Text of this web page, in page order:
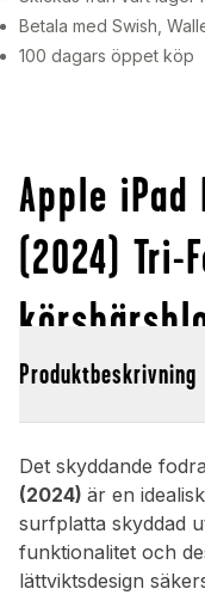
Betala med Swish,
100 dagars öppet köp
Apple iPad
(2024) Tri-
Produktbeskrivning
Det skyddande
(2024) är en
surfplatta skyddad
funktionalitet och
lättviktsdesign